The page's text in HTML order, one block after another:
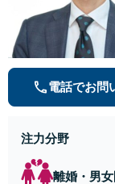
電話でお問
注力分野
離婚・男